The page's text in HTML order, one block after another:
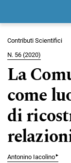
Menu
Contributi Scientifici
N. 56 (2020)
La
come
di
Antonino Iacolino▸